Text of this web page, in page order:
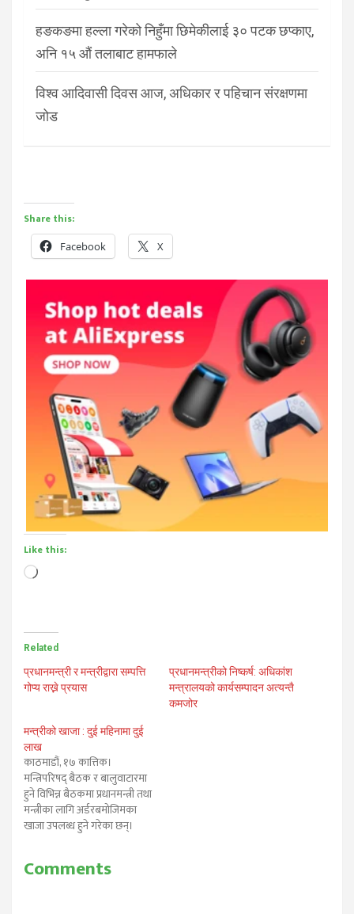
हङकङमा हल्ला गरेको निहुँमा छिमेकीलाई ३० पटक छप्काए,
अनि १५ औं तलाबाट हामफाले
विश्व आदिवासी दिवस आज, अधिकार र पहिचान संरक्षणमा
जोड
Share this:
Facebook X
Like this:
Loading…
Related
प्रधानमन्त्री र मन्त्रीद्वारा सम्पत्ति
गोप्य राख्ने प्रयास
प्रधानमन्त्रीको निष्कर्ष: अधिकांश
मन्त्रालयको कार्यसम्पादन अत्यन्तै
कमजोर
मन्त्रीको खाजा : दुई महिनामा दुई
लाख
काठमाडौं, १७ कात्तिक।
मन्त्रिपरिषद् बैठक र बालुवाटारमा
हुने विभिन्न बैठकमा प्रधानमन्त्री तथा
मन्त्रीका लागि अर्डरबमोजिमका
खाजा उपलब्ध हुने गरेका छन्।
खाजाको मात्रै दुई लाख १३ हजार
Comments